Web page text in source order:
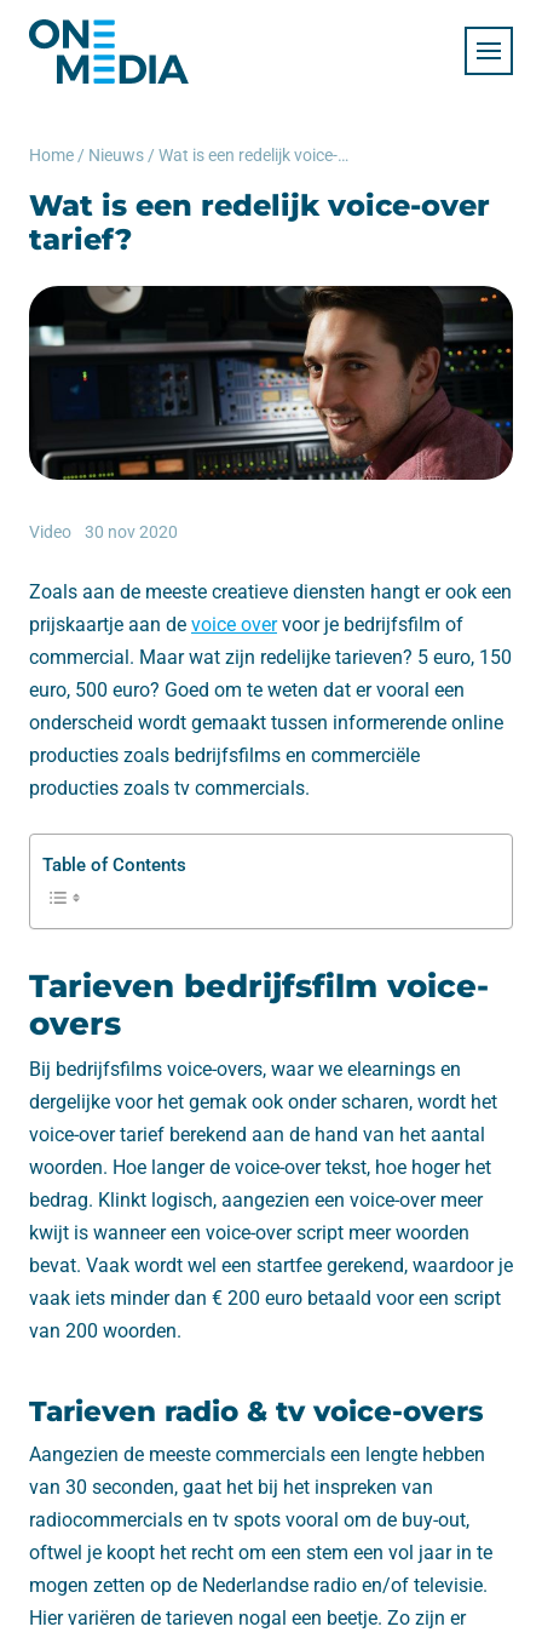
Home / Nieuws / Wat is een redelijk voice-over tarief?
Wat is een redelijk voice-over
tarief?
Video 30 nov 2020
Zoals aan de meeste creatieve diensten hangt er ook een
prijskaartje aan de voice overvoor je bedrijfsfilm of
commercial. Maar wat zijn redelijke tarieven? 5 euro, 150
euro, 500 euro? Goed om te weten dat er vooral een
onderscheid wordt gemaakt tussen informerende online
producties zoals bedrijfsfilms en commerciële
producties zoals tv commercials.
Table of Contents
Tarieven bedrijfsfilm voice-
overs
Bij bedrijfsfilms voice-overs, waar we elearnings en
dergelijke voor het gemak ook onder scharen, wordt het
voice-over tarief berekend aan de hand van het aantal
woorden. Hoe langer de voice-over tekst, hoe hoger het
bedrag. Klinkt logisch, aangezien een voice-over meer
kwijt is wanneer een voice-over script meer woorden
bevat. Vaak wordt wel een startfee gerekend, waardoor je
vaak iets minder dan € 200 euro betaald voor een script
van 200 woorden.
Tarieven radio & tv voice-overs
Aangezien de meeste commercials een lengte hebben
van 30 seconden, gaat het bij het inspreken van
radiocommercials en tv spots vooral om de buy-out,
oftwel je koopt het recht om een stem een vol jaar in te
mogen zetten op de Nederlandse radio en/of televisie.
Hier variëren de tarieven nogal een beetje. Zo zijn er